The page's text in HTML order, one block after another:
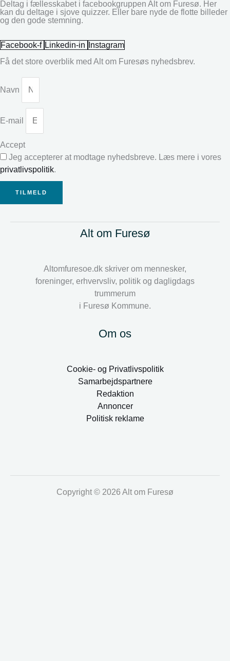
Deltag i fællesskabet i facebookgruppen Alt om Furesø. Her
kan du deltage i sjove quizzer. Eller bare nyde de flotte billeder
og den gode stemning.
Facebook-f Linkedin-in
Instagram
Få det store overblik med Alt om Furesøs nyhedsbrev.
Navn
E-mail
Accept
Jeg accepterer at modtage nyhedsbreve. Læs mere i vores
privatlivspolitik.
TILMELD
Alt om Furesø
Altomfuresoe.dk skriver om mennesker,
foreninger, erhvervsliv, politik og dagligdags
trummerum
i Furesø Kommune.
Om os
Cookie- og Privatlivspolitik
Samarbejdspartnere
Redaktion
Annoncer
Politisk reklame
Copyright © 2026 Alt om Furesø